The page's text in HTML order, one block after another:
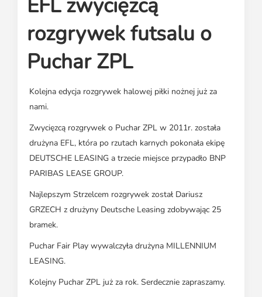
Partnerzy ZPL
Subskrybuj Leaseletter
Materiały do pobrania
Kontakt dla mediów
Klauzule informacyjne
EFL zwycięzcą
rozgrywek futsalu o
Puchar ZPL
Kolejna edycja rozgrywek halowej piłki nożnej już za
nami.
Zwycięzcą rozgrywek o Puchar ZPL w 2011r. została
drużyna EFL, która po rzutach karnych pokonała ekipę
DEUTSCHE LEASING a trzecie miejsce przypadło BNP
PARIBAS LEASE GROUP.
Najlepszym Strzelcem rozgrywek został Dariusz
GRZECH z drużyny Deutsche Leasing zdobywając 25
bramek.
Puchar Fair Play wywalczyła drużyna MILLENNIUM
LEASING.
Kolejny Puchar ZPL już za rok. Serdecznie zapraszamy.